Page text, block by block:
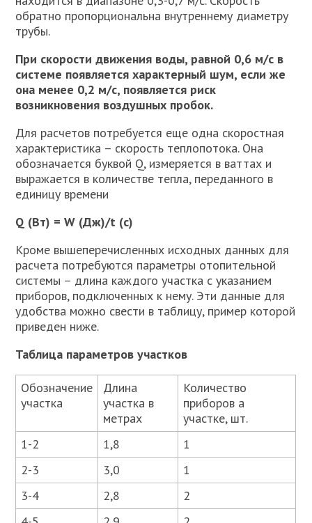
обратно пропорциональна внутреннему диаметру
трубы.
При скорости движения воды, равной 0,6 м/с в
системе появляется характерный шум, если же
она менее 0,2 м/с, появляется риск
возникновения воздушных пробок.
Для расчетов потребуется еще одна скоростная
характеристика – скорость теплопотока. Она
обозначается буквой Q, измеряется в ваттах и
выражается в количестве тепла, переданного в
единицу времени
Q (Вт) = W (Дж)/t (с)
Кроме вышеперечисленных исходных данных для
расчета потребуются параметры отопительной
системы – длина каждого участка с указанием
приборов, подключенных к нему. Эти данные для
удобства можно свести в таблицу, пример которой
приведен ниже.
Таблица параметров участков
Обозначение
участка
Длина
участка в
метрах
Количество
приборов а
участке, шт.
1-2
1,8
1
2-3
3,0
1
3-4
2,8
2